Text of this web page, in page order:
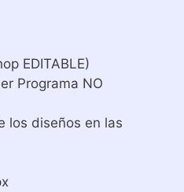
EDITABLE)
Programa NO
los diseños en las